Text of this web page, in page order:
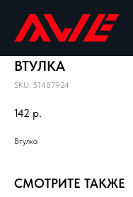
ВТУЛКА
SKU: 51487924
142 р.
Втулка
СМОТРИТЕ ТАКЖЕ